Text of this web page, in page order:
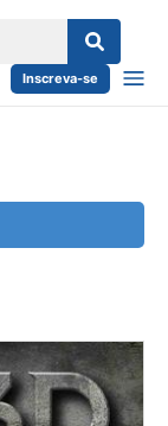
Inscreva-se